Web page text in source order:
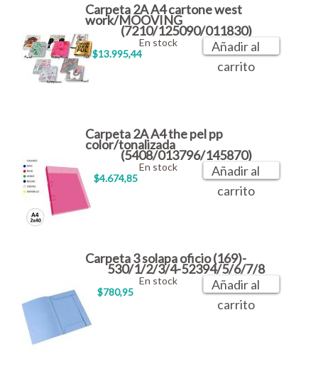
Carpeta 2A A4 cartone west
work/MOOVING
(7210/125090/011830)
$13.995,44
En stock
Añadir al
carrito
Carpeta 2A A4 the pel pp
color/tonalizada
(5408/013796/145870)
$4.674,85
En stock
Añadir al
carrito
Carpeta 3 solapa oficio (169)-
530/1/2/3/4-52394/5/6/7/8
$780,95
En stock
Añadir al
carrito